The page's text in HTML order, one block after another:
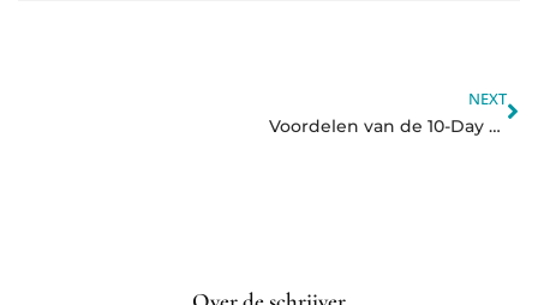
NEXT
Voordelen van de 10-Day Hot Yoga Summer Challenge